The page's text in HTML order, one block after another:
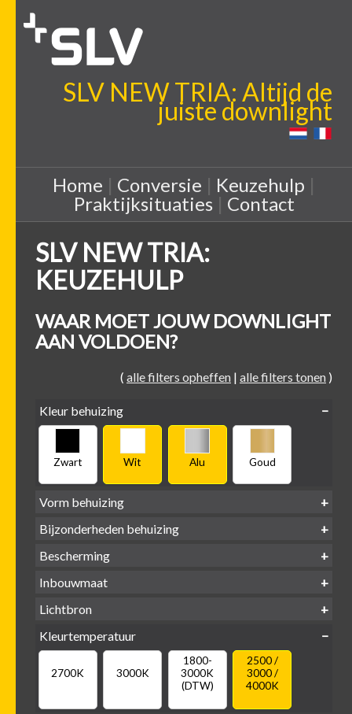
SLV NEW TRIA: Altijd de
juiste downlight
Home | Conversie | Keuzehulp |
Praktijksituaties| Contact
SLV NEW TRIA:
KEUZEHULP
WAAR MOET JOUW DOWNLIGHT
AAN VOLDOEN?
( alle filters opheffen | alle filters tonen )
Kleur behuizing
Zwart Wit Alu Goud
Vorm behuizing
Vierkant
Bijzonderheden behuizing
Bescherming
IP65 water-
Inbouwmaat
Ø
Lichtbron
GU10
Kleurtemperatuur
2700K 3000K
1800-
3000K
(DTW)
2500 /
3000 /
4000K